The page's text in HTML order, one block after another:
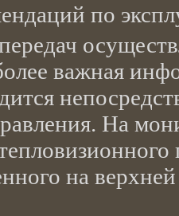
по
важная
На
на